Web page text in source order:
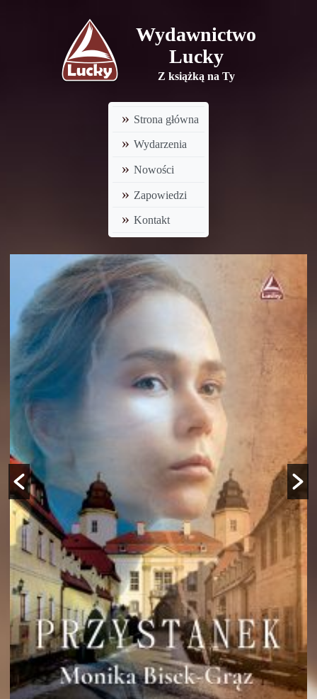
Wydawnictwo
Lucky
Z książką na Ty
Strona główna
Wydarzenia
Nowości
Zapowiedzi
Kontakt